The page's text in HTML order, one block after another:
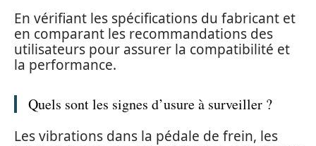
En vérifiant les spécifications du fabricant et
en comparant les recommandations des
utilisateurs pour assurer la compatibilité et
la performance.
Quels sont les signes d’usure à surveiller ?
Les vibrations dans la pédale de frein, les